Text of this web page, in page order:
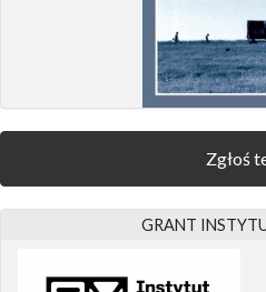
Zgłoś
GRANT